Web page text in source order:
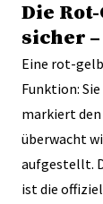
Die
sicher
Eine rot-
Funktion:
markiert
überwacht
aufgestellt.
ist die